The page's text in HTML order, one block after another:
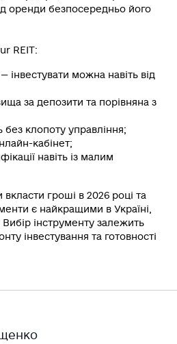
оренди безпосередньо його
REIT:
інвестувати можна навіть від
за депозити та порівняна з
без клопоту управління;
кабінет;
навіть із малим
гроші в 2026 році та
є найкращими в Україні,
Вибір інструменту залежить
інвестування та готовності